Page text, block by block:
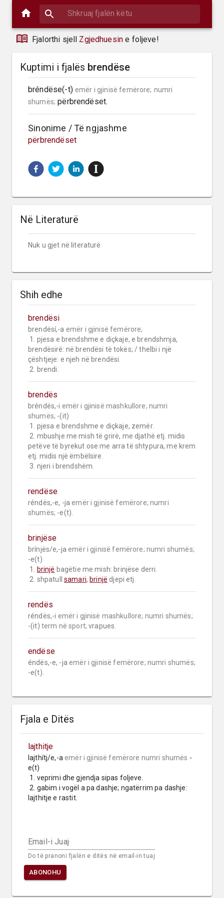
Fjalorthi sjell Zgjedhuesin e foljeve!
Kuptimi i fjalës brendëse
bréndëse(-t) emër i gjinisë femërore; numri
shumës; përbrendëset.
Sinonime / Të ngjashme
përbrendëset
Në Literaturë
Nuk u gjet në literaturë
Shih edhe
brendësi
brendësí,-a emër i gjinisë femërore;
brendësirë: në brendësi të tokës; / thelbi i një
çështjeje: e njeh në brendësi.
2. brendi.
brendës
bréndës,-i emër i gjinisë mashkullore; numri
shumës; -(it)
petëve të byrekut ose me arra të shtypura, me krem
etj. midis një ëmbëlsire.
3. njeri i brendshëm.
rendëse
réndës,-e, -ja emër i gjinisë femërore; numri
shumës; -e(t).
brinjëse
brínjës/e,-ja emër i gjinisë femërore; numri shumës;
-e(t)
1.
brinjë bagëtie me mish: brinjëse derri.
2. shpatull samari, brinjë djepi etj.
rendës
réndës,-i emër i gjinisë mashkullore; numri shumës;
-(it) term në sport; vrapues.
endëse
éndës,-e, -ja emër i gjinisë femërore; numri shumës;
-e(t).
Fjala e Ditës
lajthitje
lajthítj/e,-a emër i gjinisë femërore numri shumës -
e(t)
2. gabim i vogël a pa dashje; ngatërrim pa dashje:
lajthitje e rastit.
Email-i Juaj
Do të pranoni fjalën e ditës në email-in tuaj
ABONOHU